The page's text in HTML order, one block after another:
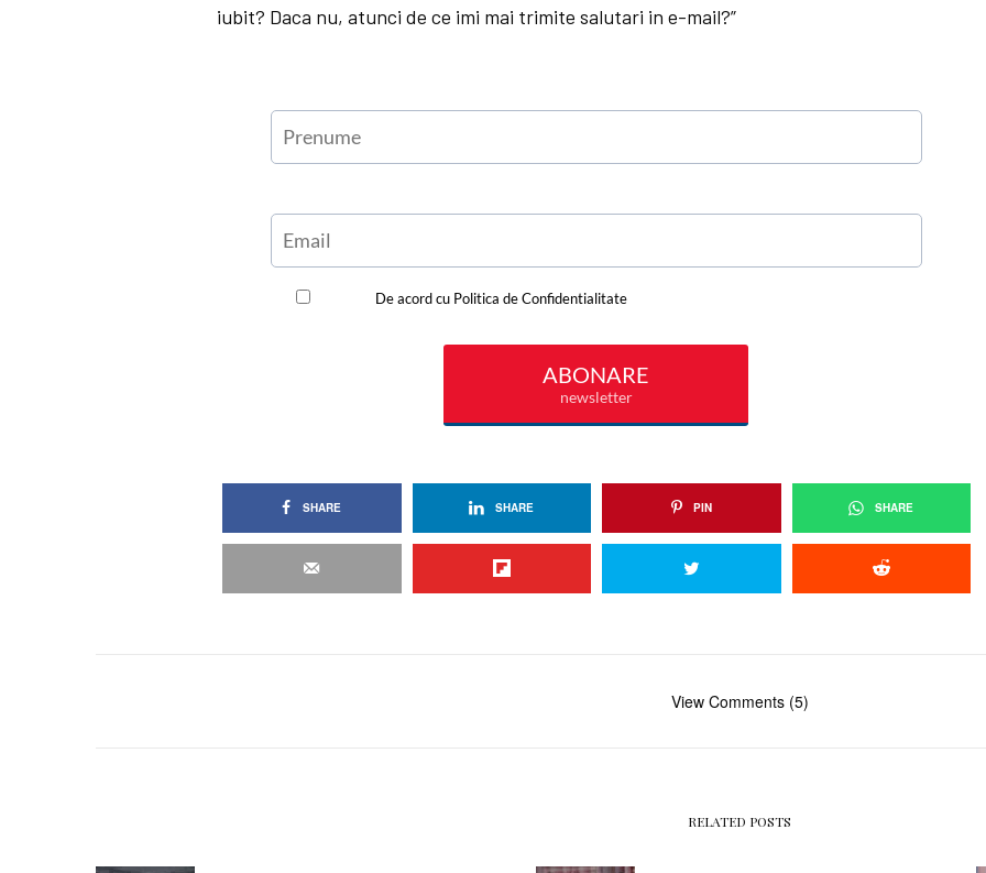
iubit? Daca nu, atunci de ce imi mai trimite salutari in e-mail?”
SHARE SHARE PIN SHARE
View Comments (5)
RELATED POSTS